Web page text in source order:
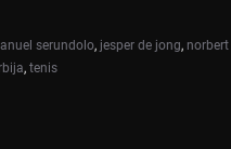
serundolo, jesper de jong,
, tenis